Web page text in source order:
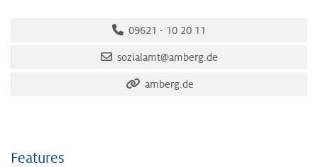
09621 - 10 20 11
sozialamt@amberg.de
amberg.de
Features